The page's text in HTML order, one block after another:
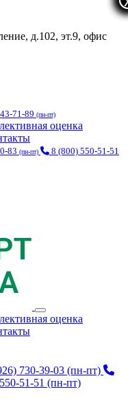
д.102, эт.9, офис
71-89 (пн-пт)
оценка
83 (пн-пт) 8 (800) 550-51-51
оценка
730-39-03 (пн-пт)
51-51 (пн-пт)